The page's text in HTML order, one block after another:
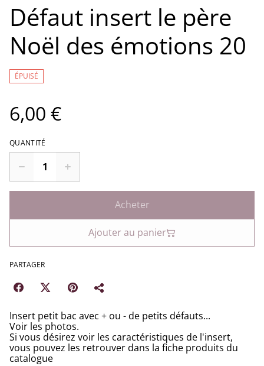
Défaut insert le père
Noël des émotions 20
ÉPUISÉ
6,00 €
QUANTITÉ
Acheter
Ajouter au panier
PARTAGER
Insert petit bac avec + ou - de petits défauts...
Voir les photos.
Si vous désirez voir les caractéristiques de l'insert,
vous pouvez les retrouver dans la fiche produits du
catalogue